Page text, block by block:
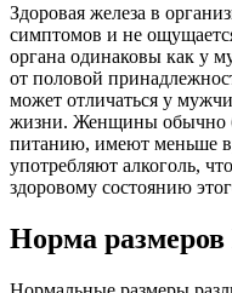
Здоровая железа в
симптомов и не
органа одинаковы как у
от половой
может отличаться у
жизни. Женщины обычно
питанию, имеют меньше
употребляют алкоголь,
здоровому состоянию
Норма